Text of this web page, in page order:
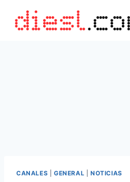
contenido
CANALES GENERAL NOTICIAS